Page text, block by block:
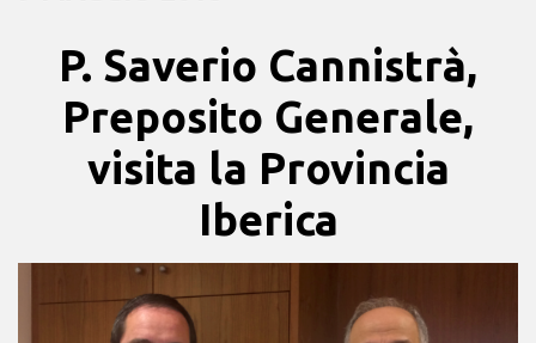
P. Saverio Cannistrà,
Preposito Generale,
visita la Provincia
Iberica